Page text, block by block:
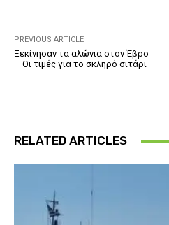
PREVIOUS ARTICLE
Ξεκίνησαν τα αλώνια στον Έβρο
– Οι τιμές για το σκληρό σιτάρι
RELATED ARTICLES